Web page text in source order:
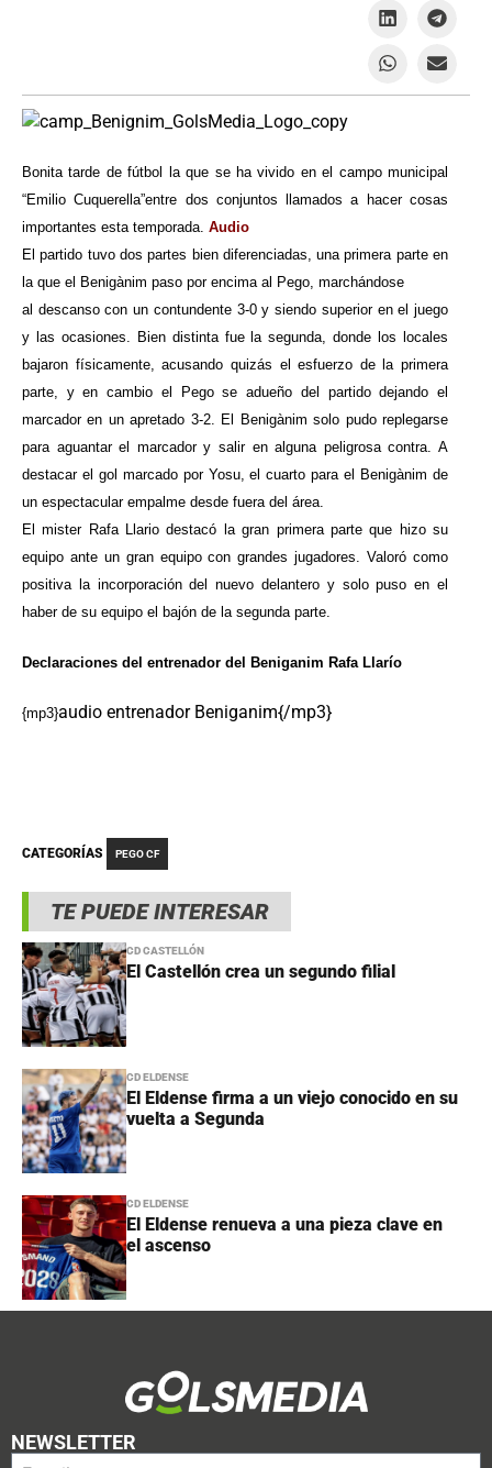
TE PUEDE INTERESAR
CD CASTELLÓN
El Castellón crea un segundo filial
CD ELDENSE
El Eldense firma a un viejo conocido en su
vuelta a Segunda
CD ELDENSE
El Eldense renueva a una pieza clave en
el ascenso
Bonita tarde de fútbol la que se ha vivido en el campo municipal
“Emilio Cuquerella”entre dos conjuntos llamados a hacer cosas
importantes esta temporada. Audio
El partido tuvo dos partes bien diferenciadas, una primera parte en
la que el Benigànim paso por encima al Pego, marchándose
al descanso con un contundente 3-0 y siendo superior en el juego
y las ocasiones. Bien distinta fue la segunda, donde los locales
bajaron físicamente, acusando quizás el esfuerzo de la primera
parte, y en cambio el Pego se adueño del partido dejando el
marcador en un apretado 3-2. El Benigànim solo pudo replegarse
para aguantar el marcador y salir en alguna peligrosa contra. A
destacar el gol marcado por Yosu, el cuarto para el Benigànim de
un espectacular empalme desde fuera del área.
El mister Rafa Llario destacó la gran primera parte que hizo su
equipo ante un gran equipo con grandes jugadores. Valoró como
positiva la incorporación del nuevo delantero y solo puso en el
haber de su equipo el bajón de la segunda parte.
Declaraciones del entrenador del Beniganim Rafa Llarío
{mp3}audio entrenador Beniganim{/mp3}
CATEGORÍAS PEGO CF
NEWSLETTER